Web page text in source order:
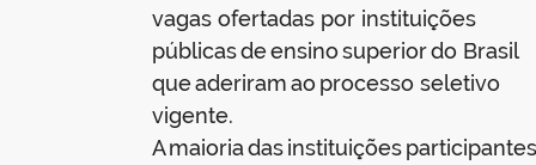
vagas ofertadas por instituições
públicas de ensino superior do Brasil
que aderiram ao processo seletivo
vigente.
A maioria das instituições participantes